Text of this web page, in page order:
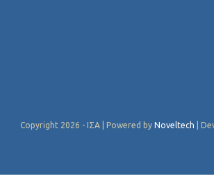
Copyright 2026 - ΙΣΑ | Powered by Noveltech |